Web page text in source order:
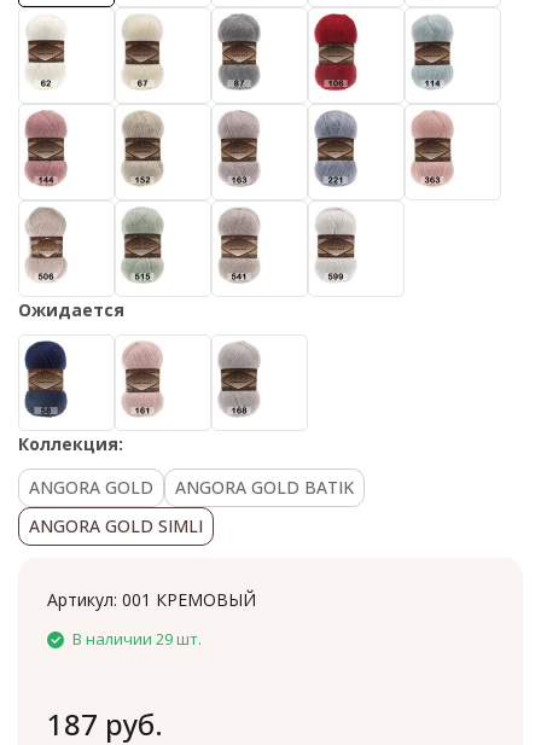
Ожидается
Коллекция:
ANGORA GOLD
ANGORA GOLD BATIK
ANGORA GOLD SIMLI
Артикул: 001 КРЕМОВЫЙ
В наличии 29 шт.
187 руб.